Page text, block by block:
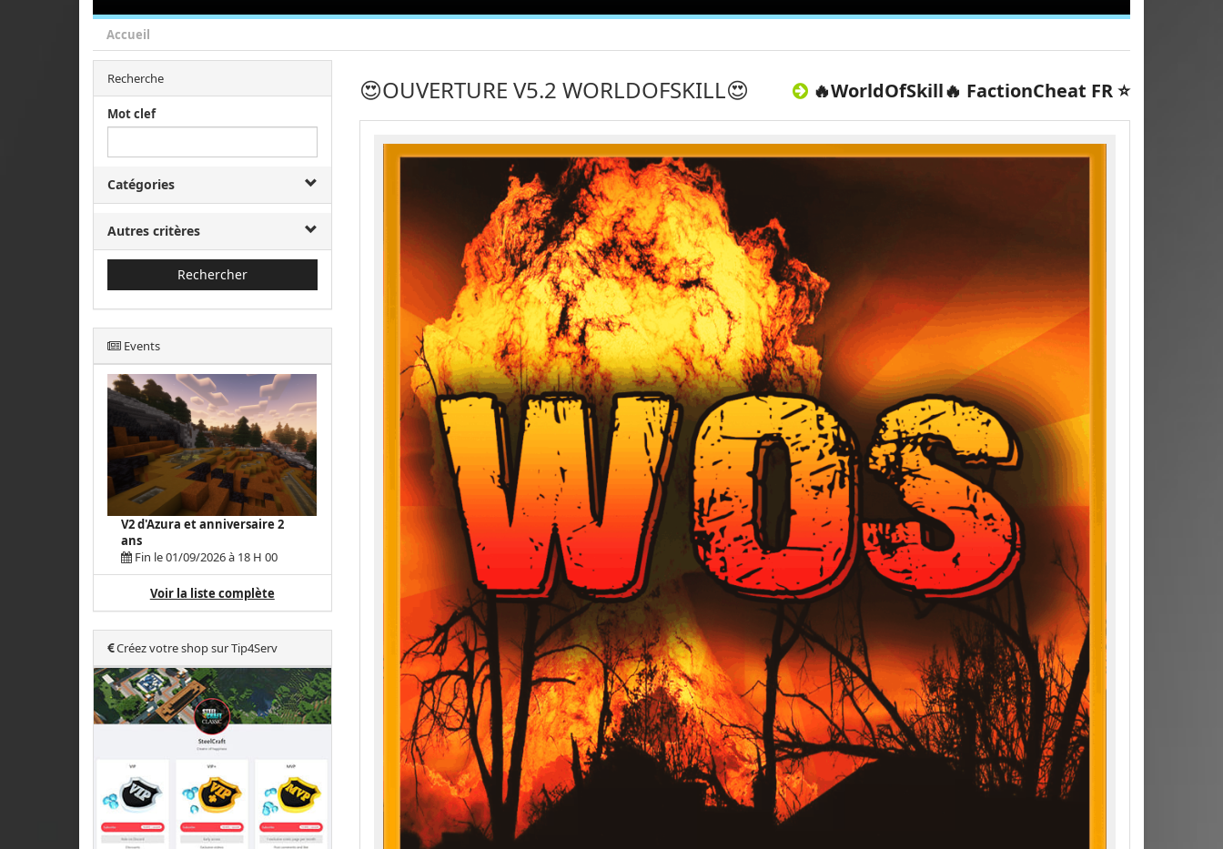
Accueil
Recherche
Mot clef
Catégories
Autres critères
Rechercher
Events
V2 d'Azura et anniversaire 2
ans
Fin le 01/09/2026 à 18 H 00
Voir la liste complète
Créez votre shop sur Tip4Serv
🔥WorldOfSkill🔥 FactionCheat FR ⭐
😍OUVERTURE V5.2 WORLDOFSKILL😍